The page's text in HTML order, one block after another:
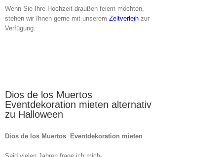
Wenn Sie Ihre Hochzeit draußen feiern möchten,
stehen wir Ihnen gerne mit unserem Zeltverleih zur
Verfügung.
Dios de los Muertos
Eventdekoration mieten alternativ
zu Halloween
Dios de los Muertos Eventdekoration mieten